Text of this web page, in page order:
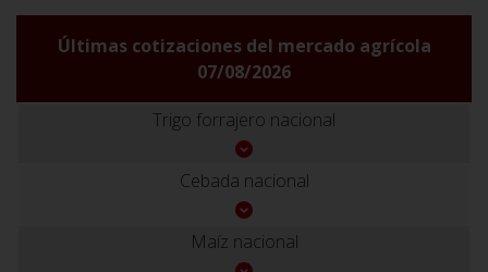
Últimas cotizaciones del mercado agrícola
07/08/2026
Trigo forrajero nacional
Cebada nacional
Maíz nacional